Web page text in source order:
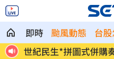
即時 颱風動態 台
溫 白海豚估今晚發海警